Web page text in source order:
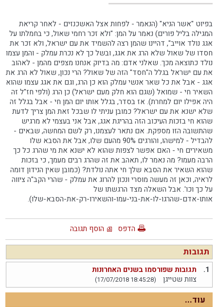
בפיוט "אשר הניא" (הנאמר - לפחות אצל האשכנזים - לאחר קריאת
המגילה בליל פורים) נאמר על המן: "ולא זכר רחמי שאול, כי בחמלתו על
אגג נולד אוייב", דהיינו שהמן רצה להשמיד את עם ישראל, ולא זכר את
חסדו של שאול שלא הרג את אגג, ובשל כך לא נכרת עמלק - והמן עצמו
נולד כתוצאה מכך. שאלני אדם: מה בדיוק אנחנו מצפים מהמן - לאהוב
את עם ישראל בגלל ה"חסד" הזה של שאול? הרי נכון, שאול לא הרג את
אגג - אבל את כל שאר אנשי עמלק הוא כן הרג, וגם את אגג עצמו שהוא
השאיר חי - שמואל (שגם הוא חלק מעם ישראל) כן הרג (ולפי חז"ל זה
היה אפילו יום למחרת). אז בסדר, בגלל אותו יום המן חי - אבל בגלל זה
שלא ישנא את עם ישראל? כמובן עניתי לו שבכל זאת המן צריך לדעת
שהוא חי בזכות העיכוב הזה בהריגת אגג, אבל אני בעצמי לא מרגיש
שהתשובה הזו מספקת. אם נתאר לעצמנו, רק לשם המחשה, שבאים -
להבדיל - למישהו, והורגים 90% מהעם שלו, אבל את הסבא שלו
משאירים חי - האם אפשר לצפות שהוא לא ישנא את מי שהרג כל כך
הרבה מעמו? מה נאמר לו, תאהב את זה שהרג רבים מעמך, כי בזכות
שהוא השאיר את הסבא שלך חי אתה נולדת? (כמובן שאין הנידון דומה
לראיה, וכאן זה מעשה מוסרי ונכון להרוג את עמלק - שהרי הקב"ה ציווה
על כך וכו'. אבל השאלה מצד הרגשתו של
אותו-אדם-שהרגו-לו-את-בני-עמו-והשאירו-רק-את-הסבא-שלו).
הדפס הוסף תגובה
תגובות
1.
תגובות שפורסמו בשנים האחרונות
צוות שטייגן
(17/07/2018 18:45:28)
עוד...